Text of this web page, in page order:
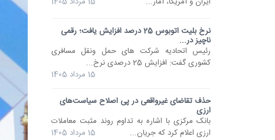
نرخ بلیت اتوبوس 25 درصد افزایش یافت؛ رقمی
ناچیز در...
رئیس اتحادیه شرکت های حمل ونقل مسافری
کشوری گفت: افزایش 25 درصدی نرخ...
15 مرداد 1405
حذف تقاضای غیرواقعی در پی اصلاح سیاست‌های
ارزی
بانک مرکزی با اشاره به تداوم روند مثبت معاملات
ارزی اعلام کرد که جریان...
15 مرداد 1405